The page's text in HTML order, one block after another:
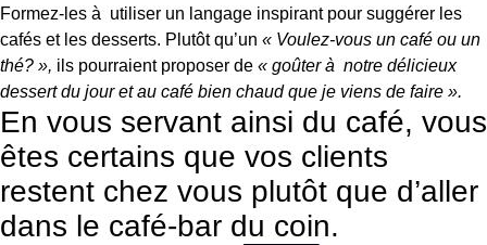
Formez-les à utiliser un langage inspirant pour suggérer les
cafés et les desserts. Plutôt qu’un « Voulez-vous un café ou un
thé? », ils pourraient proposer de « goûter à notre délicieux
dessert du jour et au café bien chaud que je viens de faire ».
En vous servant ainsi du café, vous
êtes certains que vos clients
restent chez vous plutôt que d’aller
dans le café-bar du coin.